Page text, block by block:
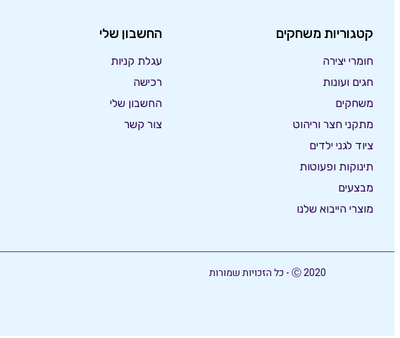
קטגוריות משחקים
חומרי יצירה
חגים ועונות
משחקים
מתקני חצר וריהוט
ציוד לגני ילדים
תינוקות ופעוטות
מבצעים
מוצרי הייבוא שלנו
החשבון שלי
עגלת קניות
רכישה
החשבון שלי
צור קשר
Ⓒ 2020 - כל הזכויות שמורות